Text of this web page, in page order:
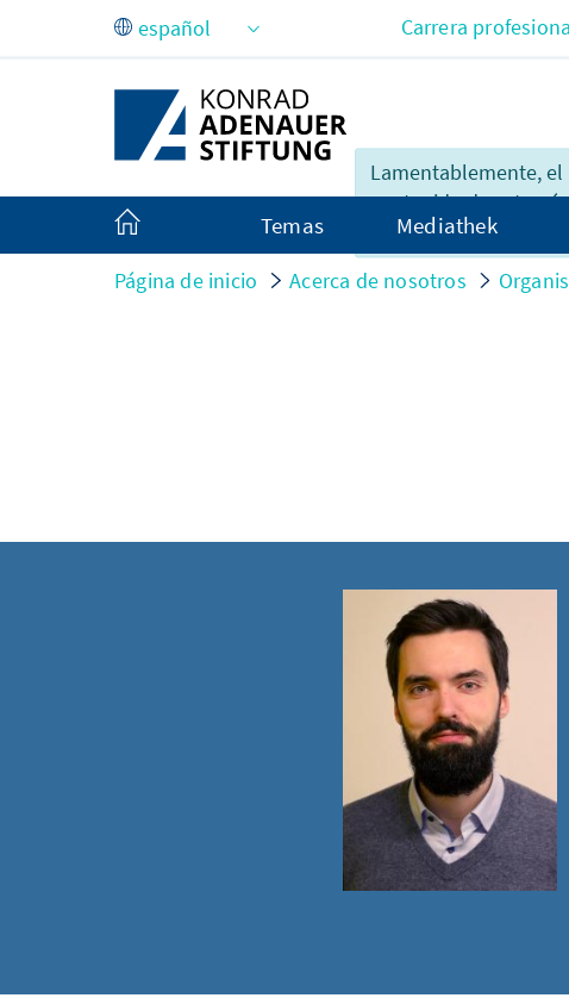
Saltar al contenido principal
Lamentablemente, el
contenido de esta
está completo en el
Carrera
Temas Mediathek
Página de inicio Acerca de nosotros